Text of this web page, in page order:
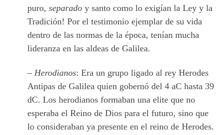
puro, separado y santo como lo exigían la Ley y la
Tradición! Por el testimonio ejemplar de su vida
dentro de las normas de la época, tenían mucha
lideranza en las aldeas de Galilea.
– Herodianos: Era un grupo ligado al rey Herodes
Antipas de Galilea quien gobernó del 4 aC hasta 39
dC. Los herodianos formaban una elite que no
esperaba el Reino de Dios para el futuro, sino que
lo consideraban ya presente en el reino de Herodes.